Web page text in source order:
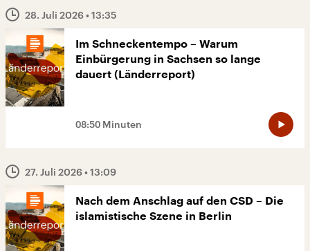
28. Juli 2026• 13:35
Im Schneckentempo – Warum
Einbürgerung in Sachsen so lange
dauert (Länderreport)
08:50 Minuten
27. Juli 2026• 13:09
Nach dem Anschlag auf den CSD – Die
islamistische Szene in Berlin